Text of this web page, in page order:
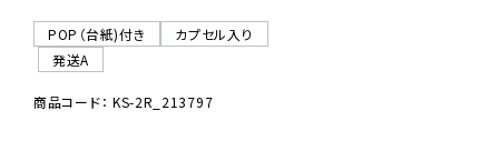
POP（台紙)付き
カプセル入り
発送A
商品コード： KS-2R_213797